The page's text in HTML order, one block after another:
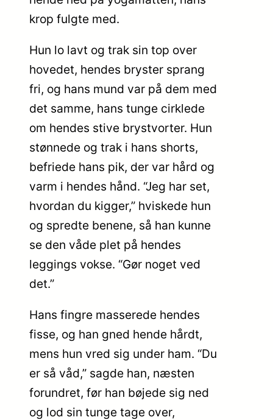
krop fulgte med.
Hun lo lavt og trak sin top over
hovedet, hendes bryster sprang
fri, og hans mund var på dem med
det samme, hans tunge cirklede
om hendes stive brystvorter. Hun
stønnede og trak i hans shorts,
befriede hans pik, der var hård og
varm i hendes hånd. “Jeg har set,
hvordan du kigger,” hviskede hun
og spredte benene, så han kunne
se den våde plet på hendes
leggings vokse. “Gør noget ved
det.”
Hans fingre masserede hendes
fisse, og han gned hende hårdt,
mens hun vred sig under ham. “Du
er så våd,” sagde han, næsten
forundret, før han bøjede sig ned
og lod sin tunge tage over,